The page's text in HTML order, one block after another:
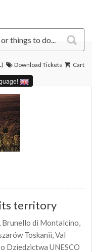
Download Tickets Cart
its territory
Brunello di Montalcino,
Toskanii, Val
Dziedzictwa UNESCO